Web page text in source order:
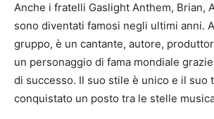
Anche i fratelli Gaslight Anthem, Brian,
sono diventati famosi negli ultimi anni.
gruppo, è un cantante, autore,
un personaggio di fama mondiale
di successo. Il suo stile è unico e il suo
conquistato un posto tra le stelle